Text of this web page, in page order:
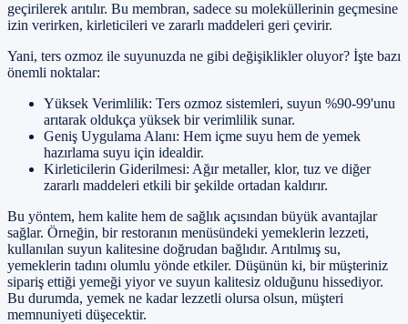
geçirilerek arıtılır. Bu membran, sadece su moleküllerinin geçmesine
izin verirken, kirleticileri ve zararlı maddeleri geri çevirir.
Yani, ters ozmoz ile suyunuzda ne gibi değişiklikler oluyor? İşte bazı
önemli noktalar:
Yüksek Verimlilik: Ters ozmoz sistemleri, suyun %90-99'unu
arıtarak oldukça yüksek bir verimlilik sunar.
Geniş Uygulama Alanı: Hem içme suyu hem de yemek
hazırlama suyu için idealdir.
Kirleticilerin Giderilmesi: Ağır metaller, klor, tuz ve diğer
zararlı maddeleri etkili bir şekilde ortadan kaldırır.
Bu yöntem, hem kalite hem de sağlık açısından büyük avantajlar
sağlar. Örneğin, bir restoranın menüsündeki yemeklerin lezzeti,
kullanılan suyun kalitesine doğrudan bağlıdır. Arıtılmış su,
yemeklerin tadını olumlu yönde etkiler. Düşünün ki, bir müşteriniz
sipariş ettiği yemeği yiyor ve suyun kalitesiz olduğunu hissediyor.
Bu durumda, yemek ne kadar lezzetli olursa olsun, müşteri
memnuniyeti düşecektir.